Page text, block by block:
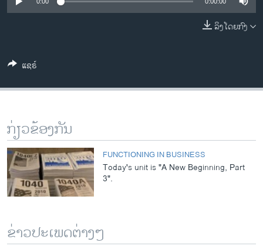
ຊີວິດຊາວລາວ
ທຸລະກິດ
ພາສາອັງກິດ
ສຽງ
ລາຍການກະຈາຍສຽງ
ລາຍງານ
ຕິດຕາມພວກເຮົາ ທີ່
ພາສາຕ່າງໆ
ລິງໂດຍກົງ
ແຊຣ໌
ກ່ຽວຂ້ອງກັນ
FUNCTIONING IN BUSINESS
Today's unit is "A New Beginning, Part
3".
ຂ່າວປະເພດຕ່າງໆ